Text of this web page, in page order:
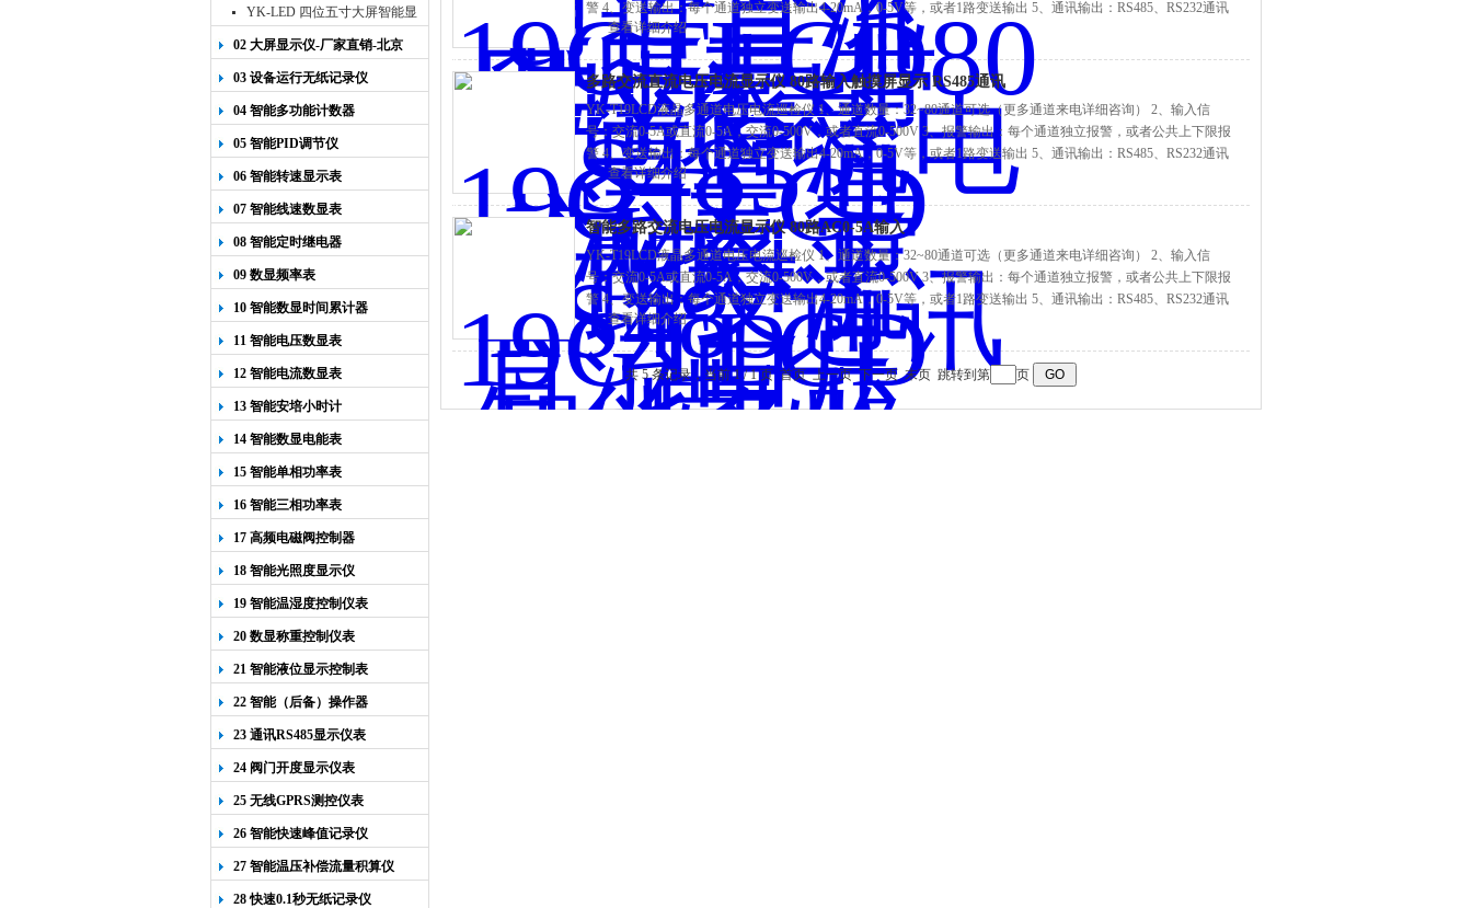
八寸
YK-LED 四位五寸大屏智能显
示仪
02 大屏显示仪-厂家直销-北京
宇科泰吉
03 设备运行无纸记录仪
04 智能多功能计数器
05 智能PID调节仪
06 智能转速显示表
07 智能线速数显表
08 智能定时继电器
09 数显频率表
10 智能数显时间累计器
11 智能电压数显表
12 智能电流数显表
13 智能安培小时计
14 智能数显电能表
15 智能单相功率表
16 智能三相功率表
17 高频电磁阀控制器
18 智能光照度显示仪
19 智能温湿度控制仪表
20 数显称重控制仪表
21 智能液位显示控制表
22 智能（后备）操作器
23 通讯RS485显示仪表
24 阀门开度显示仪表
25 无线GPRS测控仪表
26 智能快速峰值记录仪
27 智能温压补偿流量积算仪
28 快速0.1秒无纸记录仪
警 4、变送输出：每个通道独立变送输出4-20mA，0-5V等，或者1路变送输出 5、通讯输出：RS485、RS232通讯
接口 6、供电电源：220V或者DC24V
查看详细介绍
多路交流直流电压电流显示仪 80路输入触摸屏显示 RS485通讯
YK-T19LCD液晶多通道电压电流巡检仪 1、通道数量：32~80通道可选（更多通道来电详细咨询） 2、输入信
号：交流0-5A或直流0-5A，交流0-500V，或者直流0-500V 3、报警输出：每个通道独立报警，或者公共上下限报
警 4、变送输出：每个通道独立变送输出4-20mA，0-5V等，或者1路变送输出 5、通讯输出：RS485、RS232通讯
接口 6、供电电源：220V或者DC24V
查看详细介绍
智能多路交流电压电流显示仪 80路AC0-5A输入
YK-T19LCD液晶多通道电压电流巡检仪 1、通道数量：32~80通道可选（更多通道来电详细咨询） 2、输入信
号：交流0-5A或直流0-5A，交流0-500V，或者直流0-500V 3、报警输出：每个通道独立报警，或者公共上下限报
警 4、变送输出：每个通道独立变送输出4-20mA，0-5V等，或者1路变送输出 5、通讯输出：RS485、RS232通讯
接口 6、供电电源：220V或者DC24V
查看详细介绍
共 5 条记录，当前 1 / 1 页 首页 上一页 下一页 末页 跳转到第 页